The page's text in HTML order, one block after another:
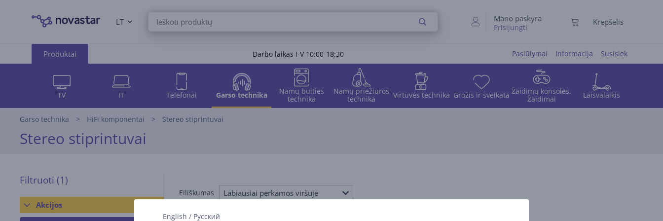
English / Русский
LT Mano paskyra
Prisijungti
Krepšelis
Produktai Darbo laikas I-V 10:00-18:30 Pasiūlymai Informacija Susisiek
TV IT Telefonai Garso technika
Namų buities
technika
Namų priežiūros
technika
Virtuvės technika Grožis ir sveikata Žaidimų konsolės,
Žaidimai
Laisvalaikis
Garso technika HiFi komponentai Stereo stiprintuvai
Stereo stiprintuvai
Filtruoti (1)
Akcijos
Eiliškumas Labiausiai perkamos viršuje